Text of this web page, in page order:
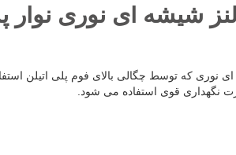
لنز شیشه ای نوری نوار
ای نوری که توسط چگالی بالای فوم پلی اتیلن
نگهداری قوی استفاده می شود.